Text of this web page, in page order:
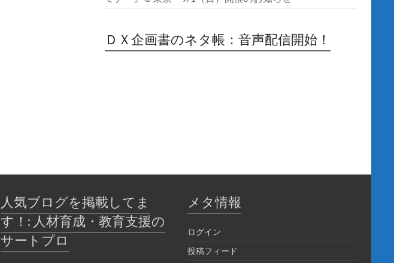
ＤＸ企画書のネタ帳：音声配信開始！
人気ブログを掲載してま
す！: 人材育成・教育支援の
サートプロ
メタ情報
ログイン
投稿フィード